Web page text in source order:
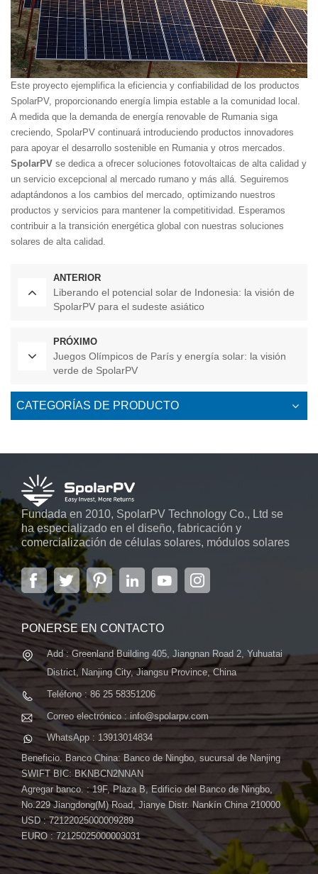
Este proyecto ejemplifica la eficiencia y confiabilidad de los productos
SpolarPV, proporcionando energía limpia estable a la comunidad local.
A medida que la demanda de energía renovable de Rumania siga
creciendo, SpolarPV continuará introduciendo productos innovadores
para apoyar el desarrollo sostenible en Rumania y otros mercados.
SpolarPV se dedica a ofrecer soluciones fotovoltaicas de alta calidad y
un servicio excepcional al mercado rumano y más allá. Seguiremos
adaptándonos a los cambios del mercado, optimizando nuestros
productos y servicios para mantener la competitividad. Esperamos
contribuir a la transición energética global con nuestras soluciones
solares de alta calidad.
ANTERIOR
Liberando el potencial solar de Indonesia: la visión de
SpolarPV para el sudeste asiático
PRÓXIMO
Juegos Olímpicos de París y energía solar: la visión
verde de SpolarPV
CATEGORÍAS DE PRODUCTO
Fundada en 2010, SpolarPV Technology Co., Ltd se
ha especializado en el diseño, fabricación y
comercialización de células solares, módulos solares
y sistemas de energía solar. La empresa, ubicada en
la capital de la provincia de Jiangsu, Nanjing, con una
superficie de 6.000 m2, cuenta con sistemas
automáticos avanzados...
PONERSE EN CONTACTO
Add : Greenland Building 405, Jiangnan Road 2, Yuhuatai
District, Nanjing City, Jiangsu Province, China
Teléfono : 86 25 58351206
Correo electrónico : info@spolarpv.com
WhatsApp : 13913014834
Beneficio. Banco China: Banco de Ningbo, sucursal de Nanjing
SWIFT BIC: BKNBCN2NNAN
Agregar banco. : 19F, Plaza B, Edificio del Banco de Ningbo,
No.229 Jiangdong(M) Road, Jianye Distr. Nankín China 210000
USD : 72122025000009289
EURO : 72125025000003031